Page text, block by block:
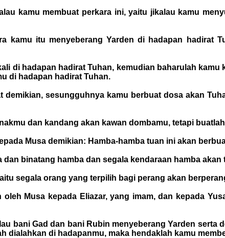
kamu membuat perkara ini, yaitu jikalau kamu
kamu itu menyeberang Yarden di hadapan hadirat
di hadapan hadirat Tuhan, kemudian baharulah
di hadapan hadirat Tuhan.
demikian, sesungguhnya kamu berbuat dosa akan
dan kandang akan kawan dombamu, tetapi
Musa demikian: Hamba-hamba tuan ini akan
binatang hamba dan segala kendaraan hamba
segala orang yang terpilih bagi perang akan
oleh Musa kepada Eliazar, yang imam, dan kepada
bani Gad dan bani Rubin menyeberang Yarden
dialahkan di hadapanmu, maka hendaklah kamu